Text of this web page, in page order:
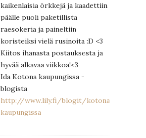
kaikenlaisia örkkejä ja kaadettiin
päälle puoli paketillista
raesokeria ja paineltiin
koristeiksi vielä rusinoita :D <3
Kiitos ihanasta postauksesta ja
hyvää alkavaa viikkoa!<3
Ida Kotona kaupungissa -
blogista
http://www.lily.fi/blogit/kotona-
kaupungissa